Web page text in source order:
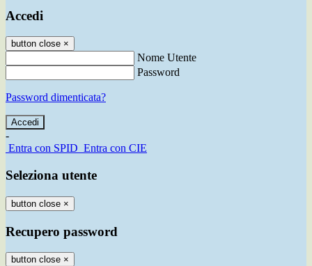
Accedi
button close ×
Nome Utente
Password
Password dimenticata?
-
Entra con SPID Entra con CIE
Seleziona utente
button close ×
Recupero password
button close ×